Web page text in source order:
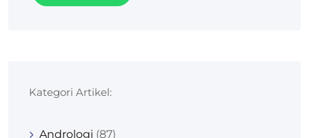
Kategori Artikel:
Andrologi (87)